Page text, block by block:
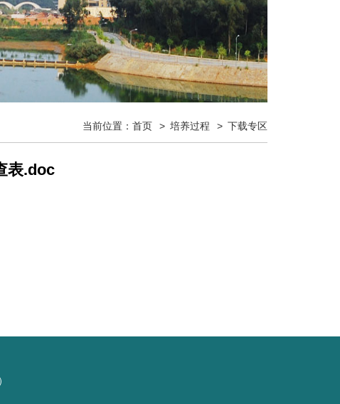
当前位置： 首页 培养过程 下载专区
表.doc